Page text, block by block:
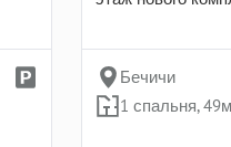
Бечичи
1 спальня,